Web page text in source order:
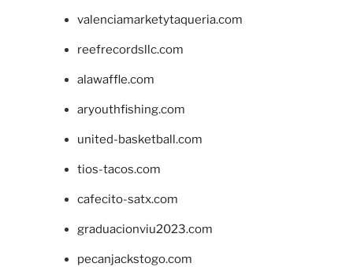
valenciamarketytaqueria.com
reefrecordsllc.com
alawaffle.com
aryouthfishing.com
united-basketball.com
tios-tacos.com
cafecito-satx.com
graduacionviu2023.com
pecanjackstogo.com